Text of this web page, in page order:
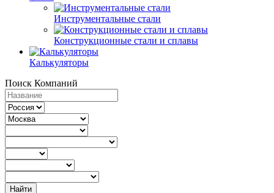
Инструментальные стали
Конструкционные стали и сплавы
Калькуляторы
Поиск Компаний